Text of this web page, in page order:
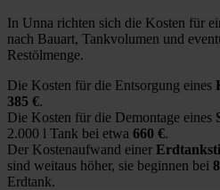
In Unna richten sich die Kosten für
nach Bauart, Tankvolumen und
Restölmenge.
Die Kosten für die Entsorgung eines
385 €.
Die Kosten für die Demontage eines
2.000 l Tank bei etwa 660 €.
Der Kostenaufwand einer
sind weitaus höher, sie beginnen bei
Erdtank.